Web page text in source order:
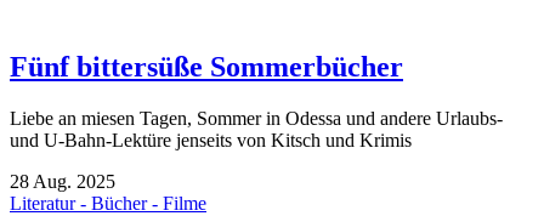
Fünf bittersüße Sommerbücher
Liebe an miesen Tagen, Sommer in Odessa und andere Urlaubs-
und U-Bahn-Lektüre jenseits von Kitsch und Krimis
28 Aug. 2025
Literatur - Bücher - Filme